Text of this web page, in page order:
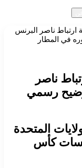
ناصر البرنس
في المطار
ناصر
رسمي
المتحدة
كأس